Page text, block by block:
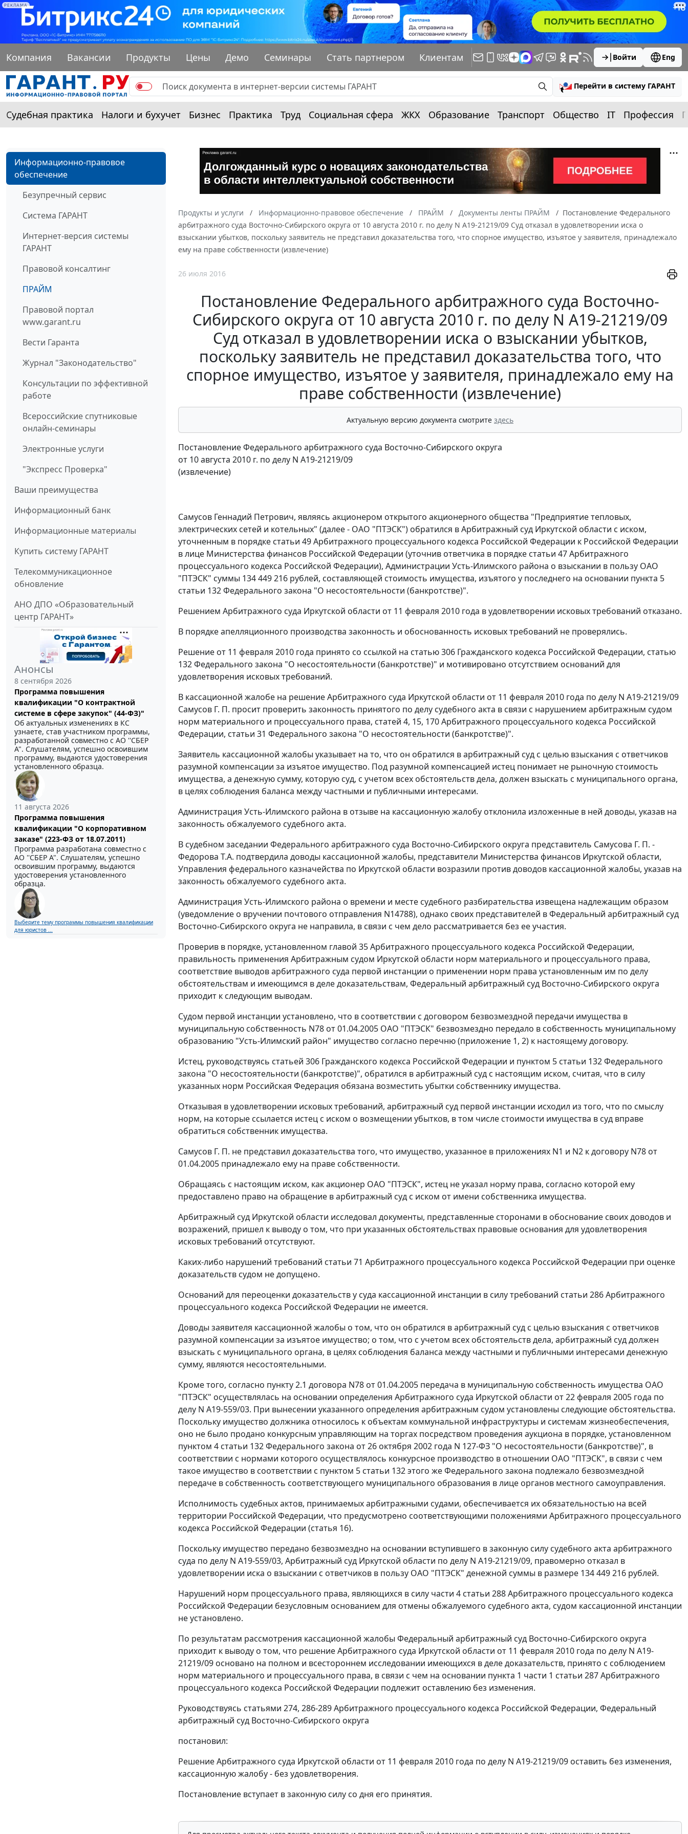
РЕКЛАМА
Компания Вакансии Продукты Цены Демо Семинары Стать партнером Клиентам Войти Eng
Перейти в систему ГАРАНТ
Судебная практика Налоги и бухучет Бизнес Практика Труд Социальная сфера ЖКХ Образование Транспорт Общество IT Профессия
Информационно-правовое
обеспечение
Безупречный сервис
Система ГАРАНТ
Интернет-версия системы
ГАРАНТ
Правовой консалтинг
ПРАЙМ
Правовой портал
www.garant.ru
Вести Гаранта
Журнал "Законодательство"
Консультации по эффективной
работе
Всероссийские спутниковые
онлайн-семинары
Электронные услуги
"Экспресс Проверка"
Ваши преимущества
Информационный банк
Информационные материалы
Купить систему ГАРАНТ
Телекоммуникационное
обновление
АНО ДПО «Образовательный
центр ГАРАНТ»
Анонсы
8 сентября 2026
Программа повышения
квалификации "О контрактной
системе в сфере закупок" (44-ФЗ)"
Об актуальных изменениях в КС
узнаете, став участником программы,
разработанной совместно с АО ''СБЕР
А". Слушателям, успешно освоившим
программу, выдаются удостоверения
установленного образца.
11 августа 2026
Программа повышения
квалификации "О корпоративном
заказе" (223-ФЗ от 18.07.2011)
Программа разработана совместно с
АО ''СБЕР А". Слушателям, успешно
освоившим программу, выдаются
удостоверения установленного
образца.
Выберите тему программы повышения квалификации
для юристов ...
Продукты и услуги Информационно-правовое обеспечение ПРАЙМ Документы ленты ПРАЙМ
Постановление Федерального
арбитражного суда Восточно-Сибирского округа от 10 августа 2010 г. по делу N А19-21219/09 Суд отказал в удовлетворении иска о
взыскании убытков, поскольку заявитель не представил доказательства того, что спорное имущество, изъятое у заявителя, принадлежало
ему на праве собственности (извлечение)
26 июля 2016
Постановление Федерального арбитражного суда Восточно-
Сибирского округа от 10 августа 2010 г. по делу N А19-21219/09
Суд отказал в удовлетворении иска о взыскании убытков,
поскольку заявитель не представил доказательства того, что
спорное имущество, изъятое у заявителя, принадлежало ему на
праве собственности (извлечение)
Актуальную версию документа смотрите здесь
Постановление Федерального арбитражного суда Восточно-Сибирского округа
от 10 августа 2010 г. по делу N А19-21219/09
(извлечение)
Самусов Геннадий Петрович, являясь акционером открытого акционерного общества "Предприятие тепловых,
электрических сетей и котельных" (далее - ОАО "ПТЭСК") обратился в Арбитражный суд Иркутской области с иском,
уточненным в порядке статьи 49Арбитражного процессуального кодекса Российской Федерации к Российской Федерации
в лице Министерства финансов Российской Федерации (уточнив ответчика в порядке статьи 47Арбитражного
процессуального кодекса Российской Федерации), Администрации Усть-Илимского района о взыскании в пользу ОАО
"ПТЭСК" суммы 134 449 216 рублей, составляющей стоимость имущества, изъятого у последнего на основании пункта 5
статьи 132Федерального закона "О несостоятельности (банкротстве)".
Решением Арбитражного суда Иркутской области от 11 февраля 2010 года в удовлетворении исковых требований отказано.
В порядке апелляционного производства законность и обоснованность исковых требований не проверялись.
Решение от 11 февраля 2010 года принято со ссылкой на статью 306 Гражданского кодекса Российской Федерации, статью
132Федерального закона "О несостоятельности (банкротстве)" и мотивировано отсутствием оснований для
удовлетворения исковых требований.
В кассационной жалобе на решение Арбитражного суда Иркутской области от 11 февраля 2010 года по делу N А19-21219/09
Самусов Г. П. просит проверить законность принятого по делу судебного акта в связи с нарушением арбитражным судом
норм материального и процессуального права, статей 4, 15, 170Арбитражного процессуального кодекса Российской
Федерации, статьи 31 Федерального закона "О несостоятельности (банкротстве)".
Заявитель кассационной жалобы указывает на то, что он обратился в арбитражный суд с целью взыскания с ответчиков
разумной компенсации за изъятое имущество. Под разумной компенсацией истец понимает не рыночную стоимость
имущества, а денежную сумму, которую суд, с учетом всех обстоятельств дела, должен взыскать с муниципального органа,
в целях соблюдения баланса между частными и публичными интересами.
Администрация Усть-Илимского района в отзыве на кассационную жалобу отклонила изложенные в ней доводы, указав на
законность обжалуемого судебного акта.
В судебном заседании Федерального арбитражного суда Восточно-Сибирского округа представитель Самусова Г. П. -
Федорова Т.А. подтвердила доводы кассационной жалобы, представители Министерства финансов Иркутской области,
Управления федерального казначейства по Иркутской области возразили против доводов кассационной жалобы, указав на
законность обжалуемого судебного акта.
Администрация Усть-Илимского района о времени и месте судебного разбирательства извещена надлежащим образом
(уведомление о вручении почтового отправления N14788), однако своих представителей в Федеральный арбитражный суд
Восточно-Сибирского округа не направила, в связи с чем дело рассматривается без ее участия.
Проверив в порядке, установленном главой 35Арбитражного процессуального кодекса Российской Федерации,
правильность применения Арбитражным судом Иркутской области норм материального и процессуального права,
соответствие выводов арбитражного суда первой инстанции о применении норм права установленным им по делу
обстоятельствам и имеющимся в деле доказательствам, Федеральный арбитражный суд Восточно-Сибирского округа
приходит к следующим выводам.
Судом первой инстанции установлено, что в соответствии с договором безвозмездной передачи имущества в
муниципальную собственность N78 от 01.04.2005 ОАО "ПТЭСК" безвозмездно передало в собственность муниципальному
образованию "Усть-Илимский район" имущество согласно перечню (приложение 1, 2) к настоящему договору.
Истец, руководствуясь статьей 306 Гражданского кодекса Российской Федерации и пунктом 5 статьи 132Федерального
закона "О несостоятельности (банкротстве)", обратился в арбитражный суд с настоящим иском, считая, что в силу
указанных норм Российская Федерация обязана возместить убытки собственнику имущества.
Отказывая в удовлетворении исковых требований, арбитражный суд первой инстанции исходил из того, что по смыслу
норм, на которые ссылается истец с иском о возмещении убытков, в том числе стоимости имущества в суд вправе
обратиться собственник имущества.
Самусов Г. П. не представил доказательства того, что имущество, указанное в приложениях N1 и N2 к договору N78 от
01.04.2005 принадлежало ему на праве собственности.
Обращаясь с настоящим иском, как акционер ОАО "ПТЭСК", истец не указал норму права, согласно которой ему
предоставлено право на обращение в арбитражный суд с иском от имени собственника имущества.
Арбитражный суд Иркутской области исследовал документы, представленные сторонами в обоснование своих доводов и
возражений, пришел к выводу о том, что при указанных обстоятельствах правовые основания для удовлетворения
исковых требований отсутствуют.
Каких-либо нарушений требований статьи 71 Арбитражного процессуального кодекса Российской Федерации при оценке
доказательств судом не допущено.
Оснований для переоценки доказательств у суда кассационной инстанции в силу требований статьи 286Арбитражного
процессуального кодекса Российской Федерации не имеется.
Доводы заявителя кассационной жалобы о том, что он обратился в арбитражный суд с целью взыскания с ответчиков
разумной компенсации за изъятое имущество; о том, что с учетом всех обстоятельств дела, арбитражный суд должен
взыскать с муниципального органа, в целях соблюдения баланса между частными и публичными интересами денежную
сумму, являются несостоятельными.
Кроме того, согласно пункту 2.1 договора N78 от 01.04.2005 передача в муниципальную собственность имущества ОАО
"ПТЭСК" осуществлялась на основании определения Арбитражного суда Иркутской области от 22 февраля 2005 года по
делу N А19-559/03. При вынесении указанного определения арбитражным судом установлены следующие обстоятельства.
Поскольку имущество должника относилось к объектам коммунальной инфраструктуры и системам жизнеобеспечения,
оно не было продано конкурсным управляющим на торгах посредством проведения аукциона в порядке, установленном
пунктом 4 статьи 132Федерального закона от 26 октября 2002 года N 127-ФЗ "О несостоятельности (банкротстве)", в
соответствии с нормами которого осуществлялось конкурсное производство в отношении ОАО "ПТЭСК", в связи с чем
такое имущество в соответствии с пунктом 5 статьи 132этого же Федерального закона подлежало безвозмездной
передаче в собственность соответствующего муниципального образования в лице органов местного самоуправления.
Исполнимость судебных актов, принимаемых арбитражными судами, обеспечивается их обязательностью на всей
территории Российской Федерации, что предусмотрено соответствующими положениями Арбитражного процессуального
кодекса Российской Федерации (статья 16).
Поскольку имущество передано безвозмездно на основании вступившего в законную силу судебного акта арбитражного
суда по делу N А19-559/03, Арбитражный суд Иркутской области по делу N А19-21219/09, правомерно отказал в
удовлетворении иска о взыскании с ответчиков в пользу ОАО "ПТЭСК" денежной суммы в размере 134 449 216 рублей.
Нарушений норм процессуального права, являющихся в силу части 4 статьи 288Арбитражного процессуального кодекса
Российской Федерации безусловным основанием для отмены обжалуемого судебного акта, судом кассационной инстанции
не установлено.
По результатам рассмотрения кассационной жалобы Федеральный арбитражный суд Восточно-Сибирского округа
приходит к выводу о том, что решение Арбитражного суда Иркутской области от 11 февраля 2010 года по делу N А19-
21219/09 основано на полном и всестороннем исследовании имеющихся в деле доказательств, принято с соблюдением
норм материального и процессуального права, в связи с чем на основании пункта 1 части 1 статьи 287Арбитражного
процессуального кодекса Российской Федерации подлежит оставлению без изменения.
Руководствуясь статьями 274, 286-289Арбитражного процессуального кодекса Российской Федерации, Федеральный
арбитражный суд Восточно-Сибирского округа
постановил:
Решение Арбитражного суда Иркутской области от 11 февраля 2010 года по делу N А19-21219/09 оставить без изменения,
кассационную жалобу - без удовлетворения.
Постановление вступает в законную силу со дня его принятия.